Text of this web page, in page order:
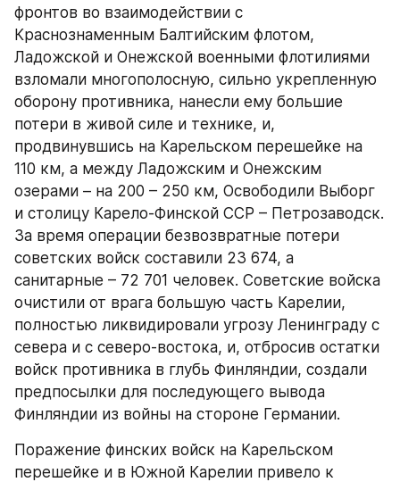
фронтов во взаимодействии с
Краснознаменным Балтийским флотом,
Ладожской и Онежской военными флотилиями
взломали многополосную, сильно укрепленную
оборону противника, нанесли ему большие
потери в живой силе и технике, и,
продвинувшись на Карельском перешейке на
110 км, а между Ладожским и Онежским
озерами – на 200 – 250 км, Освободили Выборг
и столицу Карело-Финской ССР – Петрозаводск.
За время операции безвозвратные потери
советских войск составили 23 674, а
санитарные – 72 701 человек. Советские войска
очистили от врага большую часть Карелии,
полностью ликвидировали угрозу Ленинграду с
севера и с северо-востока, и, отбросив остатки
войск противника в глубь Финляндии, создали
предпосылки для последующего вывода
Финляндии из войны на стороне Германии.
Поражение финских войск на Карельском
перешейке и в Южной Карелии привело к